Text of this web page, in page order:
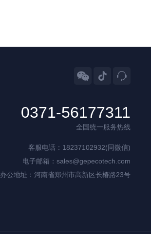
  
0371-56177311
全国统一服务热线
客服电话：18237102932(同微信)
电子邮箱：sales@gepecotech.com
办公地址：河南省郑州市高新区长椿路23号